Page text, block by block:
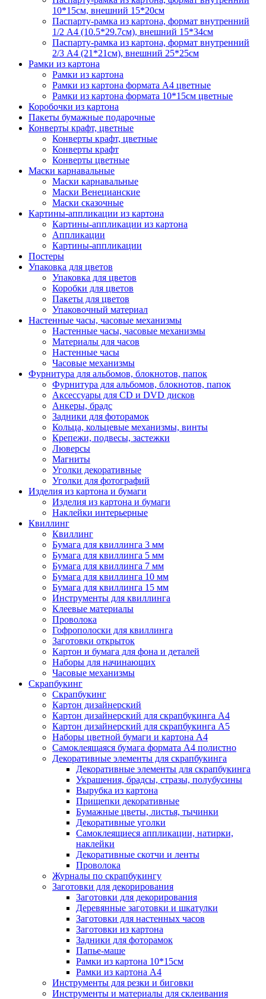
10*15см, внешний 15*20см
Паспарту-рамка из картона, формат внутренний
1/2 А4 (10.5*29.7см), внешний 15*34см
Паспарту-рамка из картона, формат внутренний
2/3 А4 (21*21см), внешний 25*25см
Рамки из картона
Рамки из картона
Рамки из картона формата А4 цветные
Рамки из картона формата 10*15см цветные
Коробочки из картона
Пакеты бумажные подарочные
Конверты крафт, цветные
Конверты крафт, цветные
Конверты крафт
Конверты цветные
Маски карнавальные
Маски карнавальные
Маски Венецианские
Маски сказочные
Картины-аппликации из картона
Картины-аппликации из картона
Аппликации
Картины-аппликации
Постеры
Упаковка для цветов
Упаковка для цветов
Коробки для цветов
Пакеты для цветов
Упаковочный материал
Настенные часы, часовые механизмы
Настенные часы, часовые механизмы
Материалы для часов
Настенные часы
Часовые механизмы
Фурнитура для альбомов, блокнотов, папок
Фурнитура для альбомов, блокнотов, папок
Аксессуары для CD и DVD дисков
Анкеры, брадс
Задники для фоторамок
Кольца, кольцевые механизмы, винты
Крепежи, подвесы, застежки
Люверсы
Магниты
Уголки декоративные
Уголки для фотографий
Изделия из картона и бумаги
Изделия из картона и бумаги
Наклейки интерьерные
Квиллинг
Квиллинг
Бумага для квиллинга 3 мм
Бумага для квиллинга 5 мм
Бумага для квиллинга 7 мм
Бумага для квиллинга 10 мм
Бумага для квиллинга 15 мм
Инструменты для квиллинга
Клеевые материалы
Проволока
Гофрополоски для квиллинга
Заготовки открыток
Картон и бумага для фона и деталей
Наборы для начинающих
Часовые механизмы
Скрапбукинг
Скрапбукинг
Картон дизайнерский
Картон дизайнерский для скрапбукинга А4
Картон дизайнерский для скрапбукинга А5
Наборы цветной бумаги и картона А4
Самоклеящаяся бумага формата А4 полистно
Декоративные элементы для скрапбукинга
Декоративные элементы для скрапбукинга
Украшения, брадсы, стразы, полубусины
Вырубка из картона
Прищепки декоративные
Бумажные цветы, листья, тычинки
Декоративные уголки
Самоклеящиеся аппликации, натирки,
наклейки
Декоративные скотчи и ленты
Проволока
Журналы по скрапбукингу
Заготовки для декорирования
Заготовки для декорирования
Деревянные заготовки и шкатулки
Заготовки для настенных часов
Заготовки из картона
Задники для фоторамок
Папье-маше
Рамки из картона 10*15см
Рамки из картона А4
Инструменты для резки и биговки
Инструменты и материалы для склеивания